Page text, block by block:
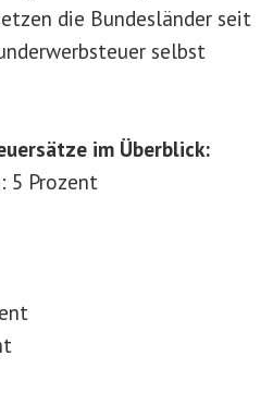
die Bundesländer seit
selbst
im Überblick:
5 Prozent